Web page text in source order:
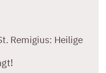
Remigius: Heilige